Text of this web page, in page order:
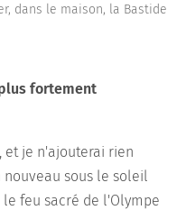
dans le maison, la Bastide
fortement
et je n'ajouterai rien
sous le soleil
feu sacré de l'Olympe